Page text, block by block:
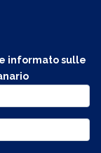
informato sulle